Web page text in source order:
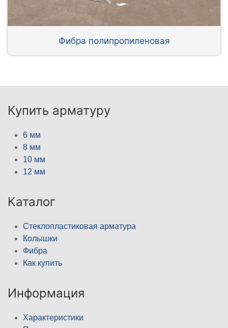
Фибра полипропиленовая
Купить арматуру
6 мм
8 мм
10 мм
12 мм
Каталог
Стеклопластиковая арматура
Колышки
Фибра
Как купить
Информация
Характеристики